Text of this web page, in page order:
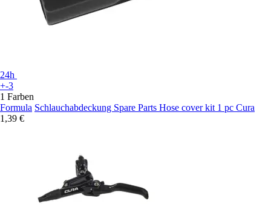
24h
+-3
1 Farben
Formula Schlauchabdeckung Spare Parts Hose cover kit 1 pc Cura
1,39 €